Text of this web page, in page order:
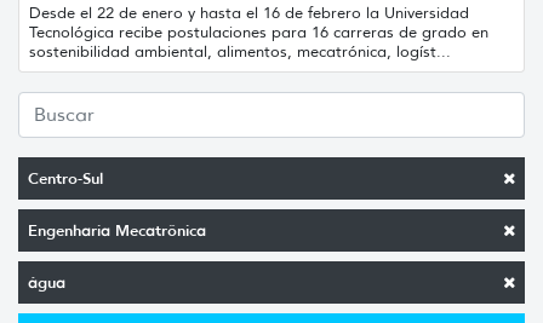
Centro-Sul
Engenharia Mecatrônica
água
Desde el 22 de enero y hasta el 16 de febrero la Universidad
Tecnológica recibe postulaciones para 16 carreras de grado en
sostenibilidad ambiental, alimentos, mecatrónica, logíst...